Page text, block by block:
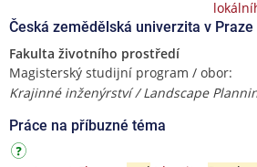
Česká zemědělská univerzita v Praze
Fakulta životního prostředí
Magisterský studijní program / obor:
Krajinné inženýrství / Landscape
Práce na příbuzné téma